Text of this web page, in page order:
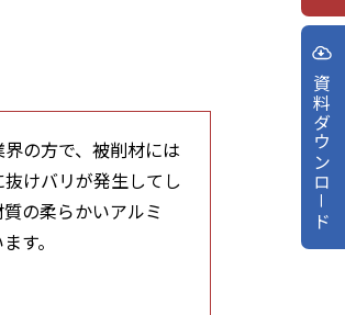
の方で、被削材には
けバリが発生してし
の柔らかいアルミ
す。
資料ダウンロ－ド